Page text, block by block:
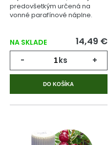
predovšetkým určená na
vonné parafínové náplne.
NA SKLADE 14,49 €
- ks +
DO KOŠÍKA